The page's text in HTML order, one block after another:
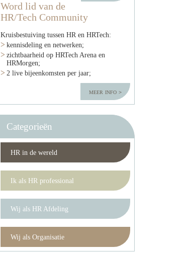
Word lid van de
HR/Tech Community
Kruisbestuiving tussen HR en HRTech:
kennisdeling en netwerken;
zichtbaarheid op HRTech Arena en
HRMorgen;
2 live bijeenkomsten per jaar;
meer info
Categorieën
HR in de wereld
Ik als HR professional
Wij als HR Afdeling
Wij als Organisatie